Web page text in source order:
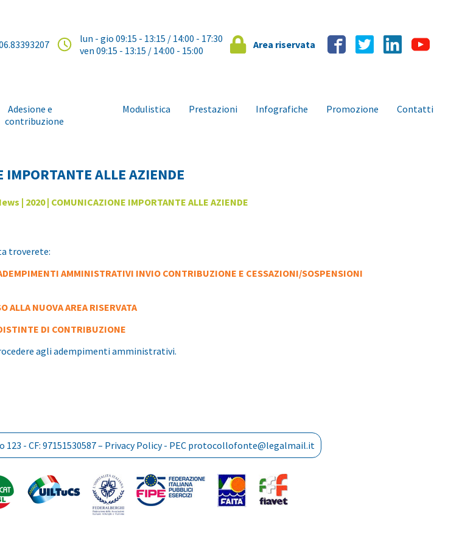
lun - gio 09:15 - 13:15 / 14:00 - 17:30
ven 09:15 - 13:15 / 14:00 - 15:00
Area riservata
Adesione e
contribuzione
Modulistica Prestazioni Infografiche Promozione Contatti
IMPORTANTE ALLE AZIENDE
| 2020| COMUNICAZIONE IMPORTANTE ALLE AZIENDE
troverete:
AMMINISTRATIVI INVIO CONTRIBUZIONE E CESSAZIONI/SOSPENSIONI
ALLA NUOVA AREA RISERVATA
DI CONTRIBUZIONE
agli adempimenti amministrativi.
- CF: 97151530587 – Privacy Policy- PEC protocollofonte@legalmail.it